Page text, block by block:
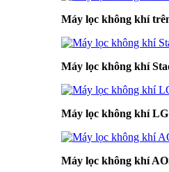
Máy lọc không khí
Máy lọc không khí
Máy lọc không khí LG
Máy lọc không khí